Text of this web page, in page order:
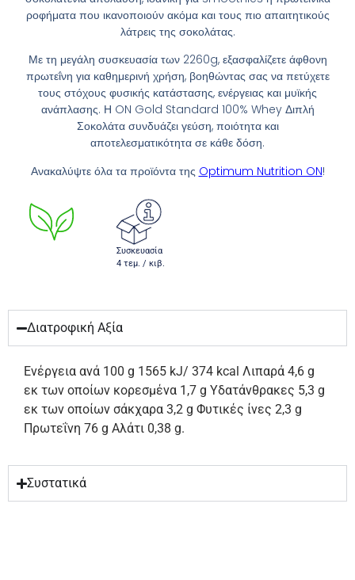
ροφήματα που ικανοποιούν ακόμα και τους πιο απαιτητικούς
λάτρεις της σοκολάτας.
Με τη μεγάλη συσκευασία των 2260g, εξασφαλίζετε άφθονη
πρωτεΐνη για καθημερινή χρήση, βοηθώντας σας να πετύχετε
τους στόχους φυσικής κατάστασης, ενέργειας και μυϊκής
ανάπλασης. Η ON Gold Standard 100% Whey Διπλή
Σοκολάτα συνδυάζει γεύση, ποιότητα και
αποτελεσματικότητα σε κάθε δόση.
Ανακαλύψτε όλα τα προϊόντα της Optimum Nutrition ON!
Συσκευασία
4 τεμ. / κιβ.
Διατροφική Αξία
Ενέργεια ανά 100 g 1565 kJ/ 374 kcal Λιπαρά 4,6 g
εκ των οποίων κορεσμένα 1,7 g Υδατάνθρακες 5,3 g
εκ των οποίων σάκχαρα 3,2 g Φυτικές ίνες 2,3 g
Πρωτεΐνη 76 g Αλάτι 0,38 g.
Συστατικά